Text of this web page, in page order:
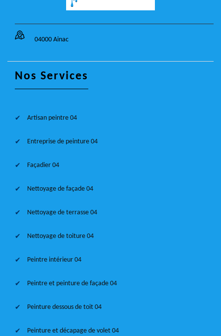
04000 Ainac
Nos Services
Artisan peintre 04
Entreprise de peinture 04
Façadier 04
Nettoyage de façade 04
Nettoyage de terrasse 04
Nettoyage de toiture 04
Peintre intérieur 04
Peintre et peinture de façade 04
Peinture dessous de toit 04
Peinture et décapage de volet 04